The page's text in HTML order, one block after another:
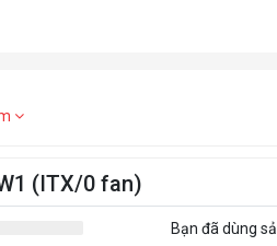
(ITX/0 fan)
Bạn đã dùng